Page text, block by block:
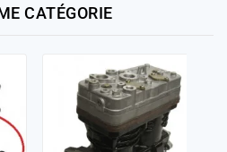
CATÉGORIE